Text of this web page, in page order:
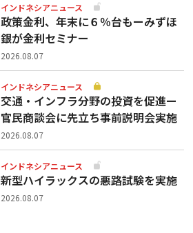
インドネシアニュース
政策金利、年末に６％台もーみずほ
銀が金利セミナー
2026.08.07
インドネシアニュース
交通・インフラ分野の投資を促進ー
官民商談会に先立ち事前説明会実施
2026.08.07
インドネシアニュース
新型ハイラックスの悪路試験を実施
2026.08.07